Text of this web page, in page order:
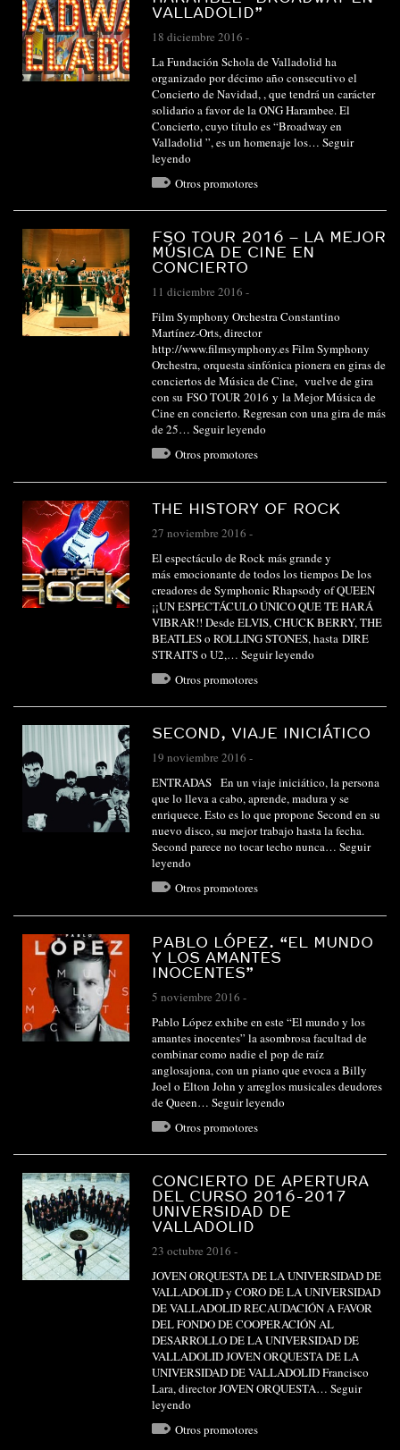
VALLADOLID”
18 diciembre 2016 -
La Fundación Schola de Valladolid ha
organizado por décimo año consecutivo el
Concierto de Navidad, , que tendrá un carácter
solidario a favor de la ONG Harambee. El
Concierto, cuyo título es “Broadway en
Valladolid ”, es un homenaje los… Seguir
leyendo
Otros promotores
FSO TOUR 2016 – LA MEJOR
MÚSICA DE CINE EN
CONCIERTO
11 diciembre 2016 -
Film Symphony Orchestra Constantino
Martínez-Orts, director
http://www.filmsymphony.es Film Symphony
Orchestra, orquesta sinfónica pionera en giras de
conciertos de Música de Cine, vuelve de gira
con su FSO TOUR 2016 y la Mejor Música de
Cine en concierto. Regresan con una gira de más
de 25… Seguir leyendo
Otros promotores
THE HISTORY OF ROCK
27 noviembre 2016 -
El espectáculo de Rock más grande y
más emocionante de todos los tiempos De los
creadores de Symphonic Rhapsody of QUEEN
¡¡UN ESPECTÁCULO ÚNICO QUE TE HARÁ
VIBRAR!! Desde ELVIS, CHUCK BERRY, THE
BEATLES o ROLLING STONES, hasta DIRE
STRAITS o U2,… Seguir leyendo
Otros promotores
SECOND, VIAJE INICIÁTICO
19 noviembre 2016 -
ENTRADAS En un viaje iniciático, la persona
que lo lleva a cabo, aprende, madura y se
enriquece. Esto es lo que propone Second en su
nuevo disco, su mejor trabajo hasta la fecha.
Second parece no tocar techo nunca… Seguir
leyendo
Otros promotores
PABLO LÓPEZ. “EL MUNDO
Y LOS AMANTES
INOCENTES”
5 noviembre 2016 -
Pablo López exhibe en este “El mundo y los
amantes inocentes” la asombrosa facultad de
combinar como nadie el pop de raíz
anglosajona, con un piano que evoca a Billy
Joel o Elton John y arreglos musicales deudores
de Queen… Seguir leyendo
Otros promotores
CONCIERTO DE APERTURA
DEL CURSO 2016-2017
UNIVERSIDAD DE
VALLADOLID
23 octubre 2016 -
JOVEN ORQUESTA DE LA UNIVERSIDAD DE
VALLADOLID y CORO DE LA UNIVERSIDAD
DE VALLADOLID RECAUDACIÓN A FAVOR
DEL FONDO DE COOPERACIÓN AL
DESARROLLO DE LA UNIVERSIDAD DE
VALLADOLID JOVEN ORQUESTA DE LA
UNIVERSIDAD DE VALLADOLID Francisco
Lara, director JOVEN ORQUESTA… Seguir
leyendo
Otros promotores